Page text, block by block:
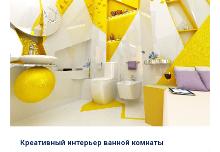
Креативный интерьер ванной комнаты